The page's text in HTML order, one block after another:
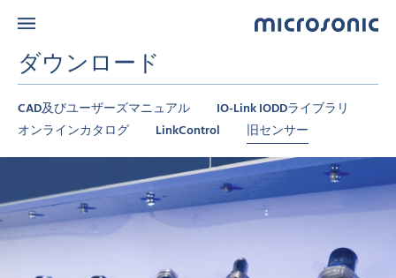
ダウンロード
CAD及びユーザーズマニュアル
IO-Link IODDライブラリ
オンラインカタログ
LinkControl 旧センサー